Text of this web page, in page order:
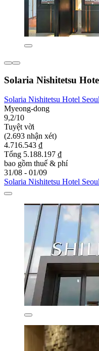
Solaria Nishitetsu
Solaria Nishitetsu Hotel
Myeong-dong
9,2/10
Tuyệt vời
(2.693 nhận xét)
4.716.543 ₫
Tổng 5.188.197 ₫
bao gồm thuế & phí
31/08 - 01/09
Solaria Nishitetsu Hotel